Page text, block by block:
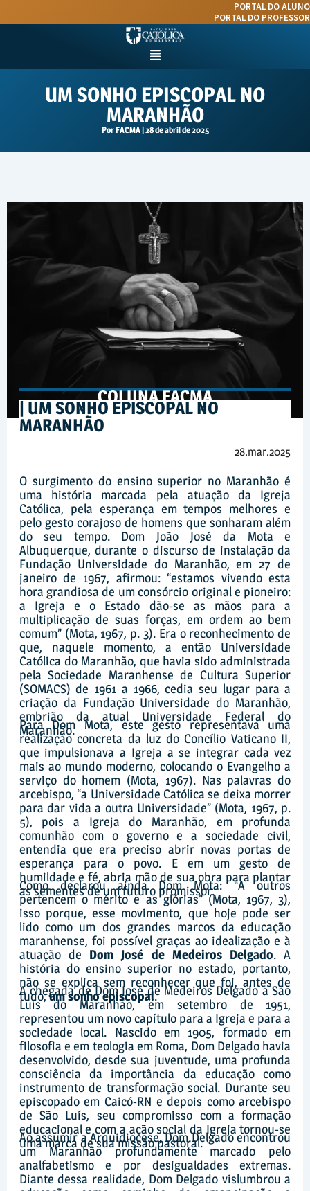
PORTAL DO ALUNO
PORTAL DO PROFESSOR
Menu
UM SONHO EPISCOPAL NO
MARANHÃO
PorFACMA|28 de abril de 2025
COLUNA FACMA
| UM SONHO EPISCOPAL NO
MARANHÃO
28.mar.2025
O surgimento do ensino superior no Maranhão é
uma história marcada pela atuação da Igreja
Católica, pela esperança em tempos melhores e
pelo gesto corajoso de homens que sonharam além
do seu tempo. Dom João José da Mota e
Albuquerque, durante o discurso de instalação da
Fundação Universidade do Maranhão, em 27 de
janeiro de 1967, afirmou: “estamos vivendo esta
hora grandiosa de um consórcio original e pioneiro:
a Igreja e o Estado dão-se as mãos para a
multiplicação de suas forças, em ordem ao bem
comum” (Mota, 1967, p. 3). Era o reconhecimento de
que, naquele momento, a então Universidade
Católica do Maranhão, que havia sido administrada
pela Sociedade Maranhense de Cultura Superior
(SOMACS) de 1961 a 1966, cedia seu lugar para a
criação da Fundação Universidade do Maranhão,
embrião da atual Universidade Federal do
Maranhão.
Para Dom Mota, este gesto representava uma
realização concreta da luz do Concílio Vaticano II,
que impulsionava a Igreja a se integrar cada vez
mais ao mundo moderno, colocando o Evangelho a
serviço do homem (Mota, 1967). Nas palavras do
arcebispo, “a Universidade Católica se deixa morrer
para dar vida a outra Universidade” (Mota, 1967, p.
5), pois a Igreja do Maranhão, em profunda
comunhão com o governo e a sociedade civil,
entendia que era preciso abrir novas portas de
esperança para o povo. E em um gesto de
humildade e fé, abria mão de sua obra para plantar
as sementes de um futuro promissor.
Como declarou ainda Dom Mota: “A outros
pertencem o mérito e as glórias” (Mota, 1967, 3),
isso porque, esse movimento, que hoje pode ser
lido como um dos grandes marcos da educação
maranhense, foi possível graças ao idealização e à
atuação de Dom José de Medeiros Delgado. A
história do ensino superior no estado, portanto,
não se explica sem reconhecer que foi, antes de
tudo,um sonho episcopal.
A chegada de Dom José de Medeiros Delgado a São
Luís do Maranhão, em setembro de 1951,
representou um novo capítulo para a Igreja e para a
sociedade local. Nascido em 1905, formado em
filosofia e em teologia em Roma, Dom Delgado havia
desenvolvido, desde sua juventude, uma profunda
consciência da importância da educação como
instrumento de transformação social. Durante seu
episcopado em Caicó-RN e depois como arcebispo
de São Luís, seu compromisso com a formação
educacional e com a ação social da Igreja tornou-se
uma marca de sua missão pastoral.
Ao assumir a Arquidiocese, Dom Delgado encontrou
um Maranhão profundamente marcado pelo
analfabetismo e por desigualdades extremas.
Diante dessa realidade, Dom Delgado vislumbrou a